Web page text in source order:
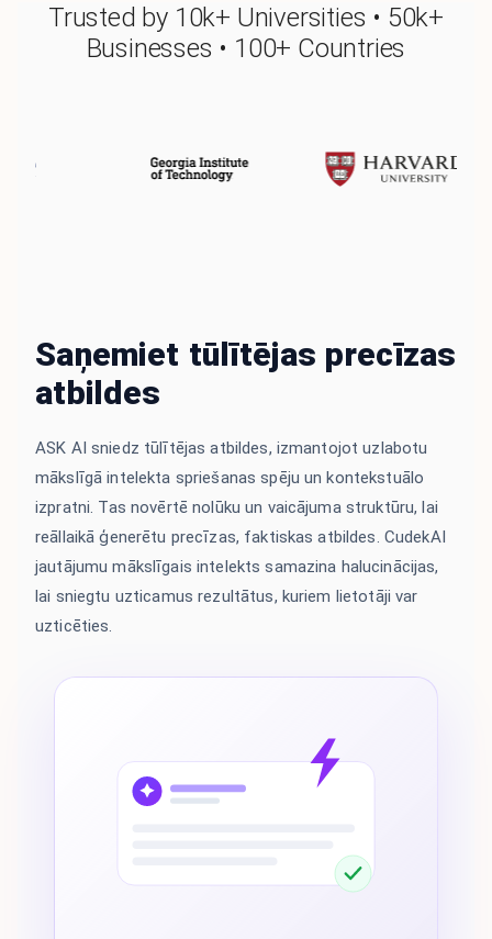
Trusted by 10k+ Universities • 50k+
Businesses • 100+ Countries
Saņemiet tūlītējas precīzas
atbildes
ASK AI sniedz tūlītējas atbildes, izmantojot uzlabotu
mākslīgā intelekta spriešanas spēju un kontekstuālo
izpratni. Tas novērtē nolūku un vaicājuma struktūru, lai
reāllaikā ģenerētu precīzas, faktiskas atbildes. CudekAI
jautājumu mākslīgais intelekts samazina halucinācijas,
lai sniegtu uzticamus rezultātus, kuriem lietotāji var
uzticēties.